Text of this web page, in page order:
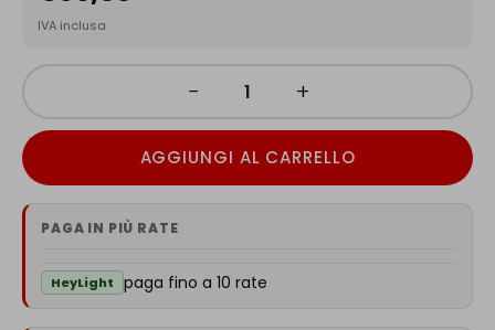
IVA inclusa
− +
AGGIUNGI AL CARRELLO
PAGA IN PIÙ RATE
HeyLight paga fino a 10 rate